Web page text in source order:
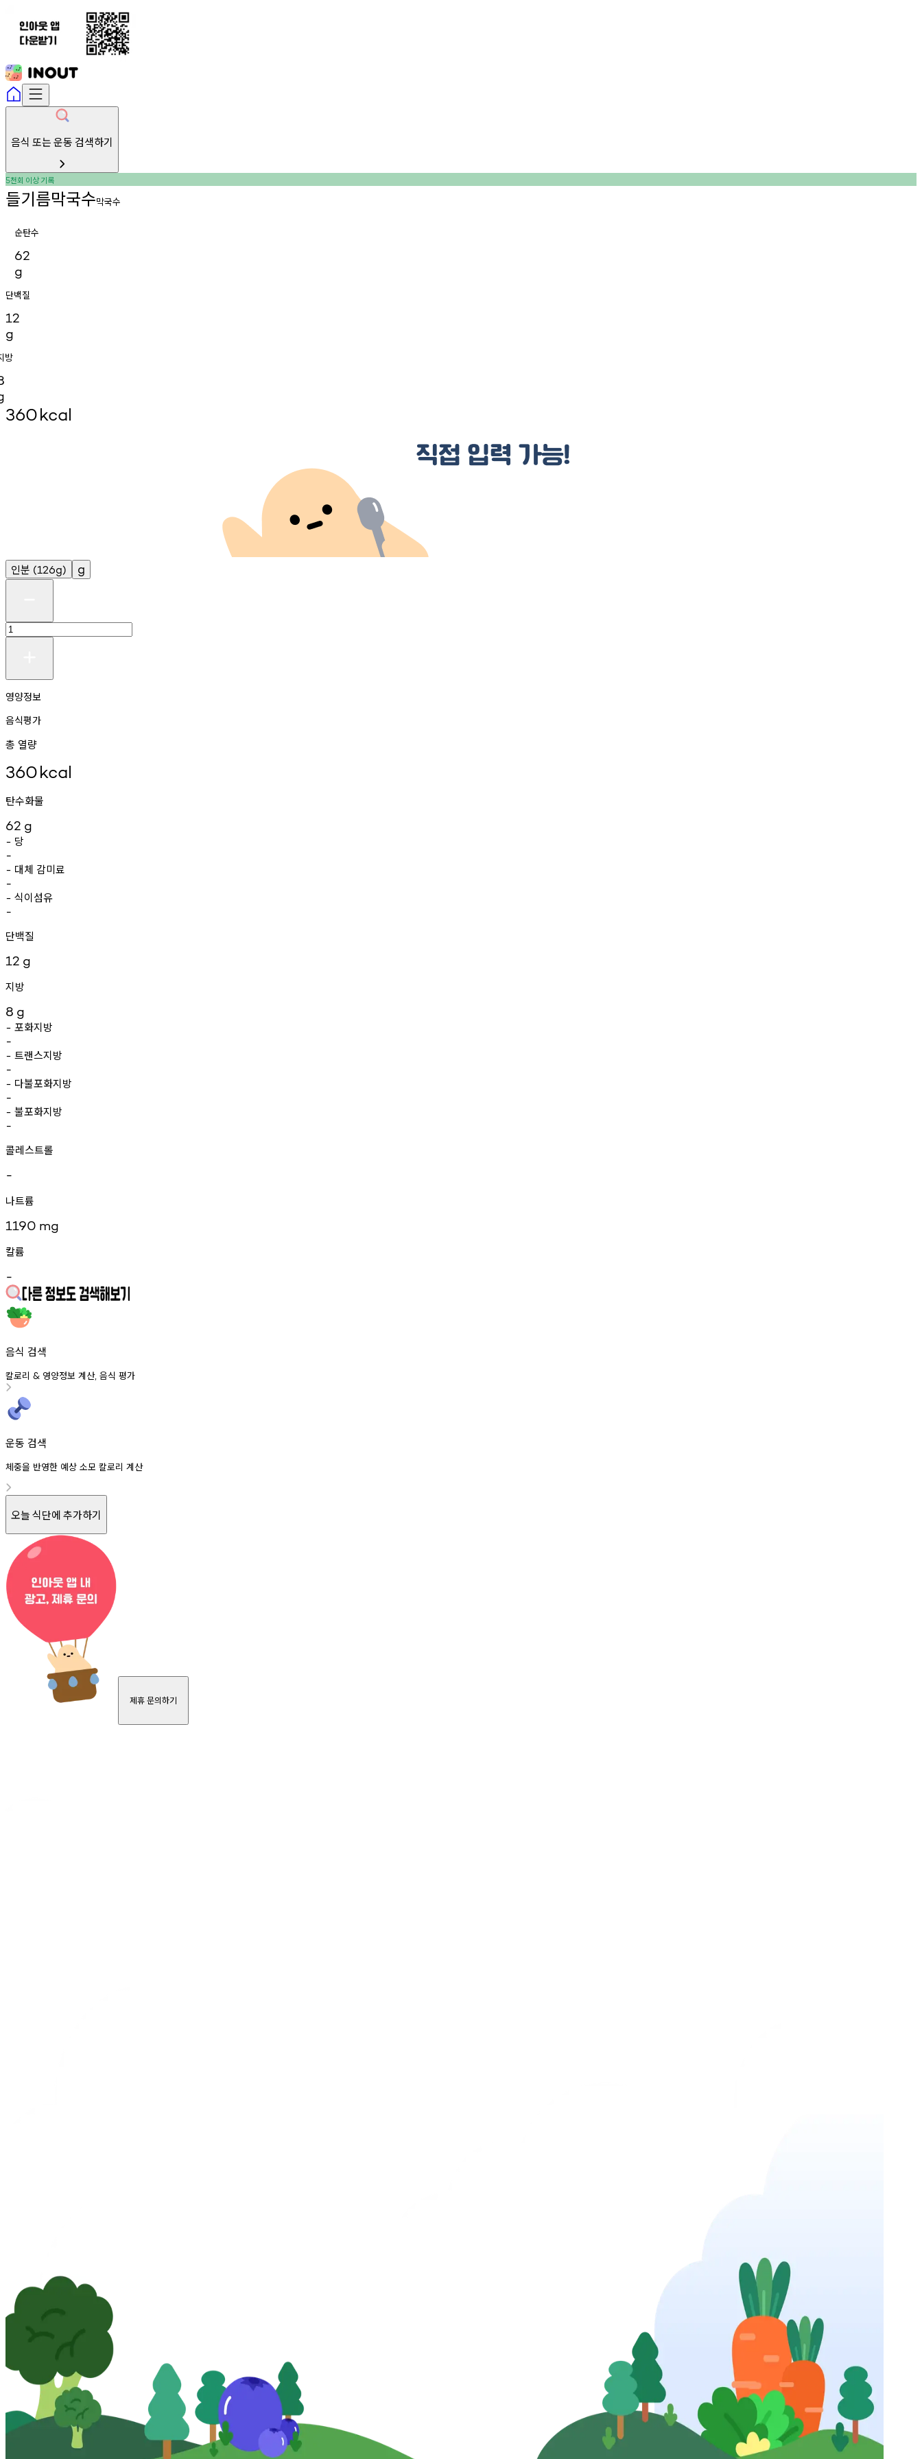
음식 또는 운동 검색하기
5천회 이상기록
들기름막국수막국수
순탄수
62
g
단백질
12
g
방
360kcal
인분 (126g) g
영양정보
음식평가
총 열량
360kcal
탄수화물
62 g
- 당
-
- 대체 감미료
-
- 식이섬유
-
단백질
12 g
지방
8 g
- 포화지방
-
- 트랜스지방
-
- 다불포화지방
-
- 불포화지방
-
콜레스트롤
-
나트륨
1190 mg
칼륨
-
음식 검색
칼로리 & 영양정보 계산, 음식 평가
운동 검색
체중을 반영한 예상 소모 칼로리 계산
오늘 식단에 추가하기
제휴 문의하기